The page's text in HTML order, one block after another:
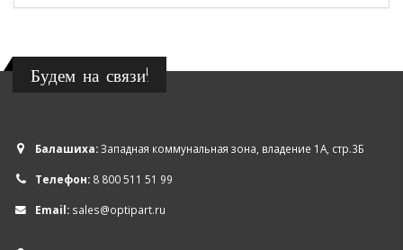
Будем на связи!
Балашиха:Западная коммунальная зона, владение 1А, стр.3Б
Телефон: 8 800 511 51 99
Email: sales@optipart.ru